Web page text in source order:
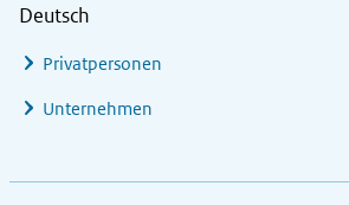
Deutsch
Privatpersonen
Unternehmen